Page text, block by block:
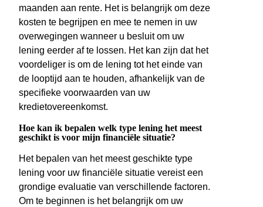
maanden aan rente. Het is belangrijk om deze
kosten te begrijpen en mee te nemen in uw
overwegingen wanneer u besluit om uw
lening eerder af te lossen. Het kan zijn dat het
voordeliger is om de lening tot het einde van
de looptijd aan te houden, afhankelijk van de
specifieke voorwaarden van uw
kredietovereenkomst.
Hoe kan ik bepalen welk type lening het meest
geschikt is voor mijn financiële situatie?
Het bepalen van het meest geschikte type
lening voor uw financiële situatie vereist een
grondige evaluatie van verschillende factoren.
Om te beginnen is het belangrijk om uw